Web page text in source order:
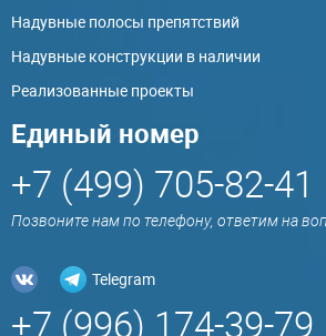
Надувные полосы препятствий
Надувные конструкции в наличии
Реализованные проекты
Единый номер
+7 (499) 705-82-41
Позвоните нам по телефону, ответим на
Telegram
+7 (996) 174-39-79